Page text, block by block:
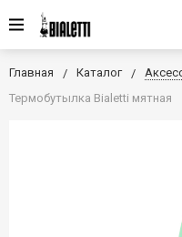
Главная Каталог
Термобутылка Bialetti мятная